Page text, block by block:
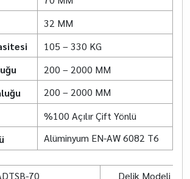
32 MM
105 – 330 KG
200 – 2000 MM
200 – 2000 MM
%100 Açılır Çift Yönlü
Alüminyum EN-AW 6082 T6
70
Delik Modeli